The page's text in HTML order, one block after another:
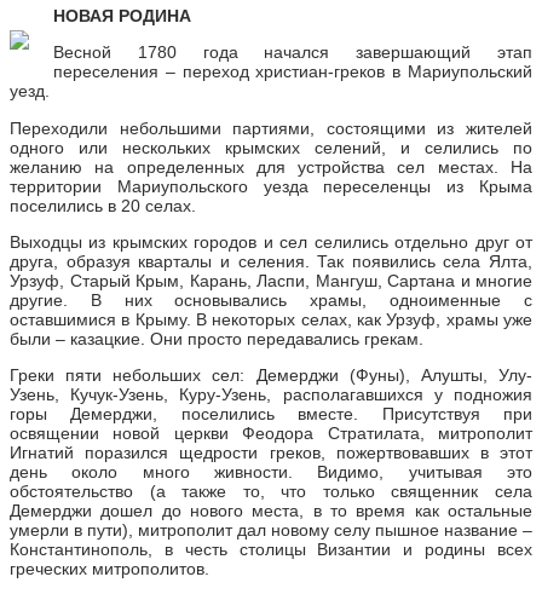
НОВАЯ РОДИНА
Весной 1780 года начался завершающий этап
переселения – переход христиан-греков в Мариупольский
уезд.
Переходили небольшими партиями, состоящими из жителей
одного или нескольких крымских селений, и селились по
желанию на определенных для устройства сел местах. На
территории Мариупольского уезда переселенцы из Крыма
поселились в 20 селах.
Выходцы из крымских городов и сел селились отдельно друг от
друга, образуя кварталы и селения. Так появились села Ялта,
Урзуф, Старый Крым, Карань, Ласпи, Мангуш, Сартана и многие
другие. В них основывались храмы, одноименные с
оставшимися в Крыму. В некоторых селах, как Урзуф, храмы уже
были – казацкие. Они просто передавались грекам.
Греки пяти небольших сел: Демерджи (Фуны), Алушты, Улу-
Узень, Кучук-Узень, Куру-Узень, располагавшихся у подножия
горы Демерджи, поселились вместе. Присутствуя при
освящении новой церкви Феодора Стратилата, митрополит
Игнатий поразился щедрости греков, пожертвовавших в этот
день около много живности. Видимо, учитывая это
обстоятельство (а также то, что только священник села
Демерджи дошел до нового места, в то время как остальные
умерли в пути), митрополит дал новому селу пышное название –
Константинополь, в честь столицы Византии и родины всех
греческих митрополитов.